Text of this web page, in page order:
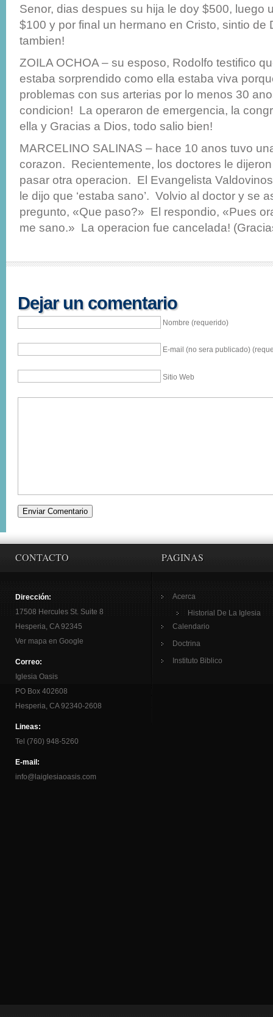
Senor, dias despues su hija le doy $500, luego
$100 y por final un hermano en Cristo, sintio de
tambien!
ZOILA OCHOA – su esposo, Rodolfo testifico
estaba sorprendido como ella estaba viva
problemas con sus arterias por lo menos 30
condicion! La operaron de emergencia, la
ella y Gracias a Dios, todo salio bien!
MARCELINO SALINAS – hace 10 anos tuvo
corazon. Recientemente, los doctores le
pasar otra operacion. El Evangelista
le dijo que ‘estaba sano’. Volvio al doctor y se
pregunto, «Que paso?» El respondio, «Pues
me sano.» La operacion fue cancelada!
Dejar un comentario
Nombre (requerido)
E-mail (no sera publicado)
Sitio Web
CONTACTO
Dirección:
17508 Hercules St. Suite 8
Hesperia, CA 92345
Ver mapa en Google
Correo:
Iglesia Oasis
PO Box 402608
Hesperia, CA 92340-2608
Lineas:
Tel (760) 948-5260
E-mail:
info@laiglesiaoasis.com
PAGINAS
Acerca
Historial De La Iglesia
Calendario
Doctrina
Instituto Biblico